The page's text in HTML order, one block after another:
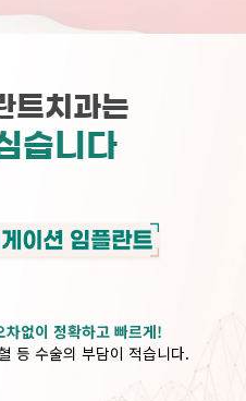
트치과는
습니다
차없이 정확하고 빠르게!
등 수술의 부담이 적습니다.